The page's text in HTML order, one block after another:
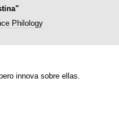
Philology
innova sobre ellas.